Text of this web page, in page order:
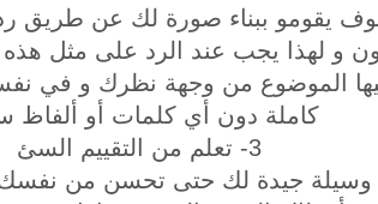
سوف يقومو ببناء صورة لك عن طريق
و لهذا يجب عند الرد على مثل
الموضوع من وجهة نظرك و في
كاملة دون أي كلمات أو ألفاظ
3- تعلم من التقييم السئ
وسيلة جيدة لك حتى تحسن من